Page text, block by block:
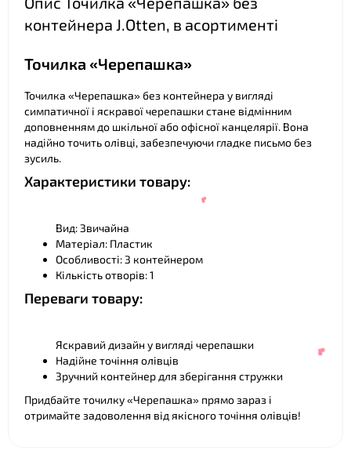
контейнера J.Otten, в асортименті
Точилка «Черепашка»
Точилка «Черепашка» без контейнера у вигляді
симпатичної і яскравої черепашки стане відмінним
доповненням до шкільної або офісної канцелярії. Вона
надійно точить олівці, забезпечуючи гладке письмо без
зусиль.
Характеристики товару:
Вид: Звичайна
Матеріал: Пластик
Особливості: З контейнером
Кількість отворів: 1
Переваги товару:
Яскравий дизайн у вигляді черепашки
Надійне точіння олівців
Зручний контейнер для зберігання стружки
Придбайте точилку «Черепашка» прямо зараз і
отримайте задоволення від якісного точіння олівців!
❤
❤ ❤